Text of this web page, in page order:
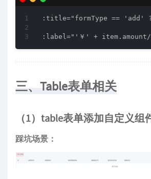
:title="formType == 'add' ?
三、Table表单相关
（1）table表单添加自定义组
踩坑场景：